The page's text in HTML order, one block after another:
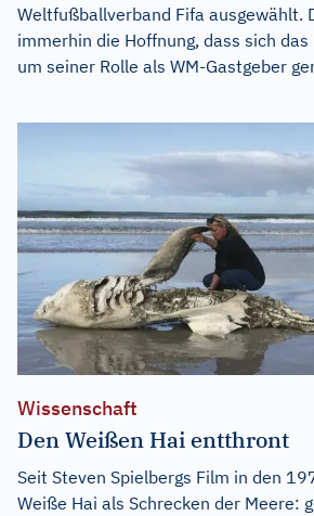
Weltfußballverband Fifa ausgewählt.
immerhin die Hoffnung, dass sich
um seiner Rolle als WM-Gastgeber
Wissenschaft
Den Weißen Hai entthront
Seit Steven Spielbergs Film in den
Weiße Hai als Schrecken der Meere: